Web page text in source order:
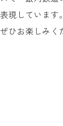
現しています
ひお楽しみく